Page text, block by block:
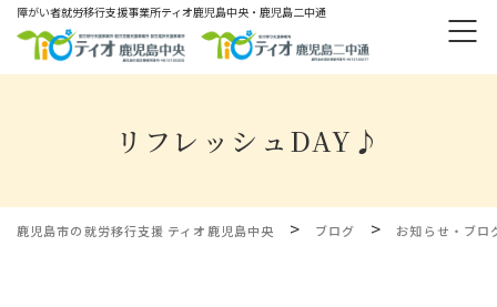
障がい者就労移⾏⽀援事業所ティオ⿅児島中央・鹿児島二中通
リフレッシュDAY♪
鹿児島市の就労移行支援 ティオ鹿児島中央 > ブログ > お知らせ・ブロ